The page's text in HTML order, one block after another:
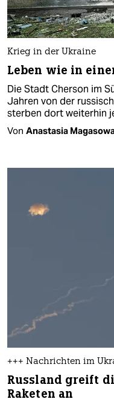
Krieg in der Ukraine
Leben wie in
Die Stadt Cherson im
Jahren von der
sterben dort weiterhin
Von Anastasia
+++ Nachrichten im
Russland greift
Raketen an